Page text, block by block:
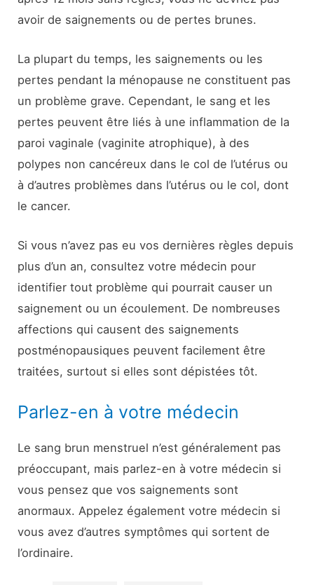
avoir de saignements ou de pertes brunes.
La plupart du temps, les saignements ou les
pertes pendant la ménopause ne constituent pas
un problème grave. Cependant, le sang et les
pertes peuvent être liés à une inflammation de la
paroi vaginale (vaginite atrophique), à des
polypes non cancéreux dans le col de l’utérus ou
à d’autres problèmes dans l’utérus ou le col, dont
le cancer.
Si vous n’avez pas eu vos dernières règles depuis
plus d’un an, consultez votre médecin pour
identifier tout problème qui pourrait causer un
saignement ou un écoulement. De nombreuses
affections qui causent des saignements
postménopausiques peuvent facilement être
traitées, surtout si elles sont dépistées tôt.
Parlez-en à votre médecin
Le sang brun menstruel n’est généralement pas
préoccupant, mais parlez-en à votre médecin si
vous pensez que vos saignements sont
anormaux. Appelez également votre médecin si
vous avez d’autres symptômes qui sortent de
l’ordinaire.